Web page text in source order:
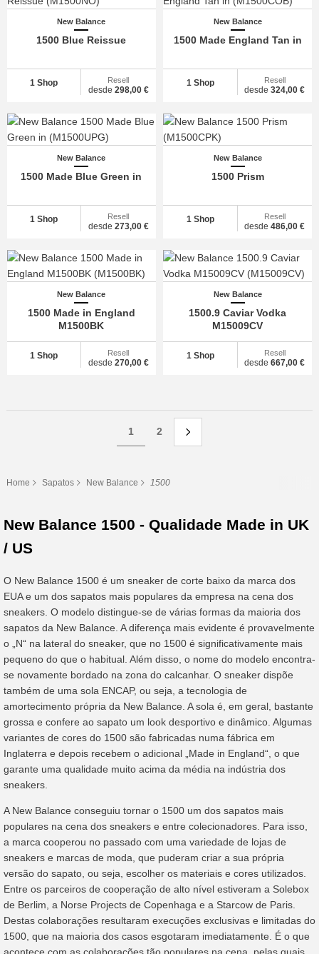
New Balance
1500 Blue Reissue
1 Shop
Resell
desde 298,00 €
New Balance
1500 Made England Tan in
1 Shop
Resell
desde 324,00 €
New Balance
1500 Made Blue Green in
1 Shop
Resell
desde 273,00 €
New Balance
1500 Prism
1 Shop
Resell
desde 486,00 €
New Balance
1500 Made in England
M1500BK
1 Shop
Resell
desde 270,00 €
New Balance
1500.9 Caviar Vodka
M15009CV
1 Shop
Resell
desde 667,00 €
1 2
Home Sapatos New Balance 1500
New Balance 1500 - Qualidade Made in UK
/ US
O New Balance 1500 é um sneaker de corte baixo da marca dos
EUA e um dos sapatos mais populares da empresa na cena dos
sneakers. O modelo distingue-se de várias formas da maioria dos
sapatos da New Balance. A diferença mais evidente é provavelmente
o „N“ na lateral do sneaker, que no 1500 é significativamente mais
pequeno do que o habitual. Além disso, o nome do modelo encontra-
se novamente bordado na zona do calcanhar. O sneaker dispõe
também de uma sola ENCAP, ou seja, a tecnologia de
amortecimento própria da New Balance. A sola é, em geral, bastante
grossa e confere ao sapato um look desportivo e dinâmico. Algumas
variantes de cores do 1500 são fabricadas numa fábrica em
Inglaterra e depois recebem o adicional „Made in England“, o que
garante uma qualidade muito acima da média na indústria dos
sneakers.
A New Balance conseguiu tornar o 1500 um dos sapatos mais
populares na cena dos sneakers e entre colecionadores. Para isso,
a marca cooperou no passado com uma variedade de lojas de
sneakers e marcas de moda, que puderam criar a sua própria
versão do sapato, ou seja, escolher os materiais e cores utilizados.
Entre os parceiros de cooperação de alto nível estiveram a Solebox
de Berlim, a Norse Projects de Copenhaga e a Starcow de Paris.
Destas colaborações resultaram execuções exclusivas e limitadas do
1500, que na maioria dos casos esgotaram imediatamente. É o que
acontece com as colaborações tão populares na cena, pelas quais